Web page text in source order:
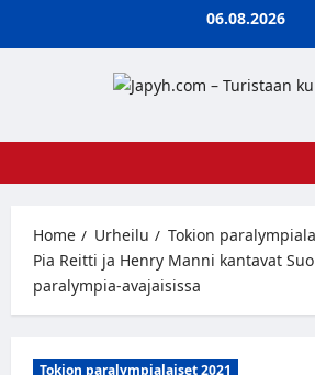
06.08.2026
Home Urheilu
Tokion
Pia Reitti ja Henry Manni kantavat
paralympia-avajaisissa
Tokion paralympialaiset 2021